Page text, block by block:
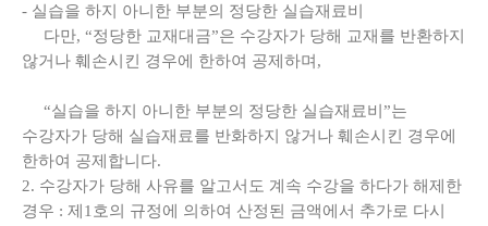
- 실습을 하지 아니한 부분의 정당한 실습재료비
다만, “정당한 교재대금”은 수강자가 당해 교재를 반환하지
않거나 훼손시킨 경우에 한하여 공제하며,
“실습을 하지 아니한 부분의 정당한 실습재료비”는
수강자가 당해 실습재료를 반화하지 않거나 훼손시킨 경우에
한하여 공제합니다.
2. 수강자가 당해 사유를 알고서도 계속 수강을 하다가 해제한
경우 : 제1호의 규정에 의하여 산정된 금액에서 추가로 다시